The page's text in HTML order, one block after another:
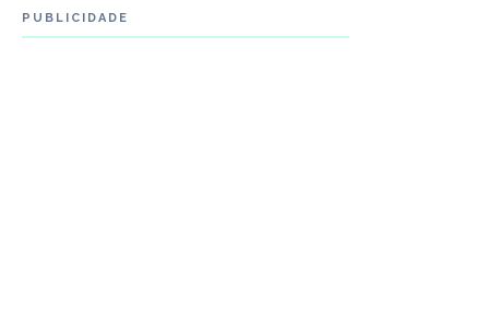
PUBLICIDADE